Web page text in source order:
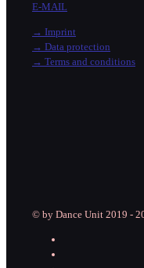
E-MAIL
→ Imprint
→ Data protection
→ Terms and conditions
© by Dance Unit 2019 -